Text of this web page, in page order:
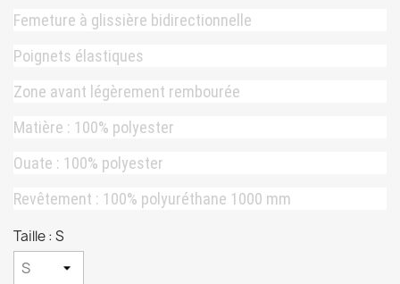
Femeture à glissière bidirectionnelle
Poignets élastiques
Zone avant légèrement rembourée
Matière : 100% polyester
Ouate : 100% polyester
Revêtement : 100% polyuréthane 1000 mm
Taille : S